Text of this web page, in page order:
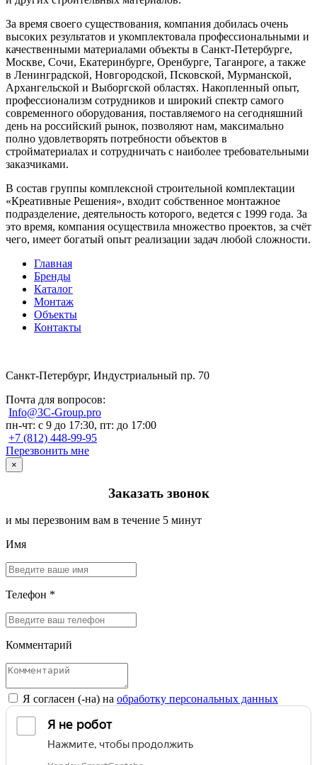
За время своего существования, компания добилась очень
высоких результатов и укомплектовала профессиональными и
качественными материалами объекты в Санкт-Петербурге,
Москве, Сочи, Екатеринбурге, Оренбурге, Таганроге, а также
в Ленинградской, Новгородской, Псковской, Мурманской,
Архангельской и Выборгской областях. Накопленный опыт,
профессионализм сотрудников и широкий спектр самого
современного оборудования, поставляемого на сегодняшний
день на российский рынок, позволяют нам, максимально
полно удовлетворять потребности объектов в
стройматериалах и сотрудничать с наиболее требовательными
заказчиками.
В состав группы комплексной строительной комплектации
«Креативные Решения», входит собственное монтажное
подразделение, деятельность которого, ведется с 1999 года. За
это время, компания осуществила множество проектов, за счёт
чего, имеет богатый опыт реализации задач любой сложности.
Главная
Бренды
Каталог
Монтаж
Объекты
Контакты
Санкт-Петербург, Индустриальный пр. 70
Почта для вопросов:
Info@3C-Group.pro
пн-чт: с 9 до 17:30, пт: до 17:00
+7 (812) 448-99-95
Перезвонить мне
×
Заказать звонок
и мы перезвоним вам в течение 5 минут
Имя
Телефон *
Комментарий
Я согласен (-на) на обработку персональных данных